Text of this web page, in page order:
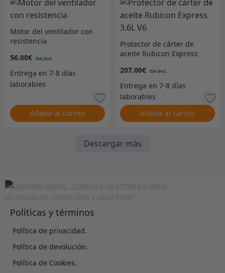
Motor del ventilador con
resistencia
56.00€
Añadir al carrito
Protector de cárter de
aceite Rubicon Express
207.00€
Añadir al carrito
Descargar más
Políticas y términos
Política de privacidad.
Política de devolución.
Política de Cookies.